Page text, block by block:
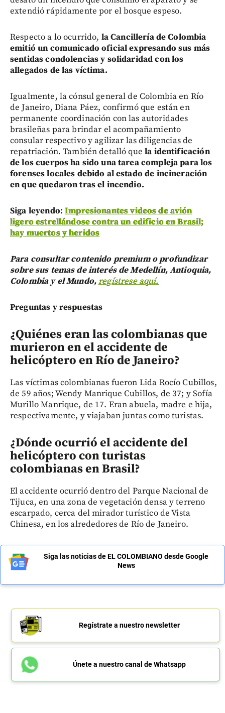
extendió rápidamente por el bosque espeso.
Respecto a lo ocurrido, la Cancillería de Colombia
emitió un comunicado oficial expresando sus más
sentidas condolencias y solidaridad con los
allegados de las víctima.
Igualmente, la cónsul general de Colombia en Río
de Janeiro, Diana Páez, confirmó que están en
permanente coordinación con las autoridades
brasileñas para brindar el acompañamiento
consular respectivo y agilizar las diligencias de
repatriación. También detalló quela identificación
de los cuerpos ha sido una tarea compleja para los
forenses locales debido al estado de incineración
en que quedaron tras el incendio.
Siga leyendo:Impresionantes videos de avión
ligero estrellándose contra un edificio en Brasil;
hay muertos y heridos
Para consultar contenido premium o profundizar
sobre sus temas de interés de Medellín, Antioquia,
Colombia y el Mundo,regístrese aquí.
Preguntas y respuestas
¿Quiénes eran las colombianas que
murieron en el accidente de
helicóptero en Río de Janeiro?
Las víctimas colombianas fueron Lida Rocío Cubillos,
de 59 años; Wendy Manrique Cubillos, de 37; y Sofía
Murillo Manrique, de 17. Eran abuela, madre e hija,
respectivamente, y viajaban juntas como turistas.
¿Dónde ocurrió el accidente del
helicóptero con turistas
colombianas en Brasil?
El accidente ocurrió dentro del Parque Nacional de
Tijuca, en una zona de vegetación densa y terreno
escarpado, cerca del mirador turístico de Vista
Chinesa, en los alrededores de Río de Janeiro.
Siga las noticias de EL COLOMBIANO desde Google
News
Regístrate a nuestro newsletter
Únete a nuestro canal de Whatsapp